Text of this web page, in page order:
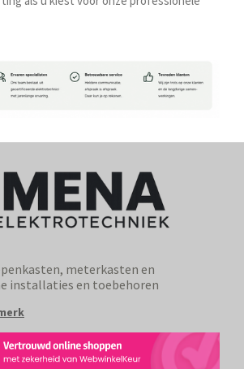
meterkasten en
installaties en toebehoren